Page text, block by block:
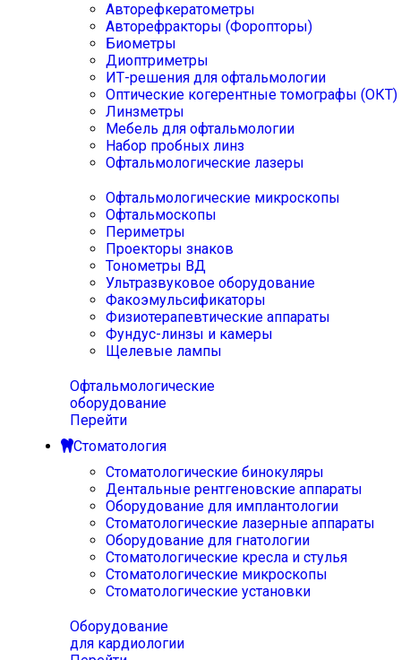
Авторефкератометры
Авторефракторы (Форопторы)
Биометры
Диоптриметры
ИТ-решения для офтальмологии
Оптические когерентные томографы (ОКТ)
Линзметры
Мебель для офтальмологии
Набор пробных линз
Офтальмологические лазеры
Офтальмологические микроскопы
Офтальмоскопы
Периметры
Проекторы знаков
Тонометры ВД
Ультразвуковое оборудование
Факоэмульсификаторы
Физиотерапевтические аппараты
Фундус-линзы и камеры
Щелевые лампы
Офтальмологические
оборудование
Перейти
Стоматология
Стоматологические бинокуляры
Дентальные рентгеновские аппараты
Оборудование для имплантологии
Стоматологические лазерные аппараты
Оборудование для гнатологии
Стоматологические кресла и стулья
Стоматологические микроскопы
Стоматологические установки
Оборудование
для кардиологии